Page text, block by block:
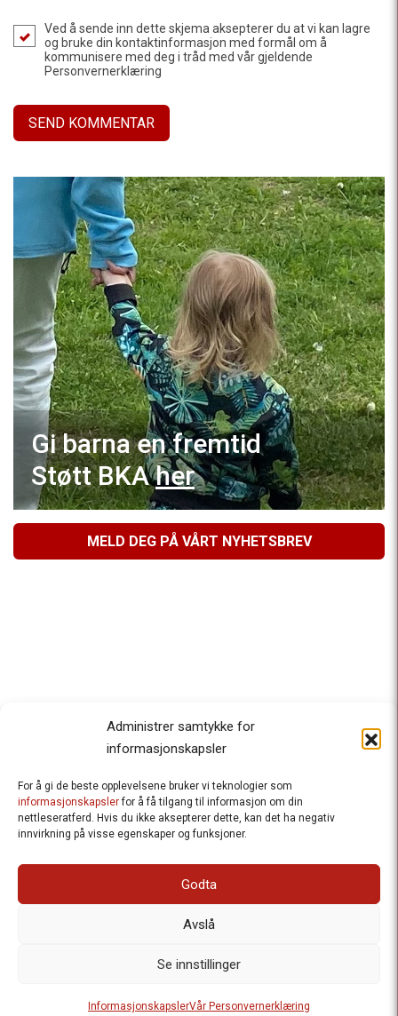
Administrer samtykke for
informasjonskapsler
For å gi de beste opplevelsene bruker vi teknologier som
informasjonskapslerfor å få tilgang til informasjon om din
nettleseratferd. Hvis du ikke aksepterer dette, kan det ha negativ
innvirkning på visse egenskaper og funksjoner.
Godta
Avslå
Se innstillinger
InformasjonskapslerVår Personvernerklæring
Ved å sende inn dette skjema aksepterer du at vi kan lagre
og bruke din kontaktinformasjon med formål om å
kommunisere med deg i tråd med vår gjeldende
Personvernerklæring
Gi barna en fremtid
Støtt BKAher
MELD DEG PÅ VÅRT NYHETSBREV
Besteforeldrenes klimaaksjon
Ansvarlig redaktør
: Halfdan Wiik |
: Postboks 1231 Vika, 0110 Oslo.
Organisasjonsnummer
Merete Bertheau